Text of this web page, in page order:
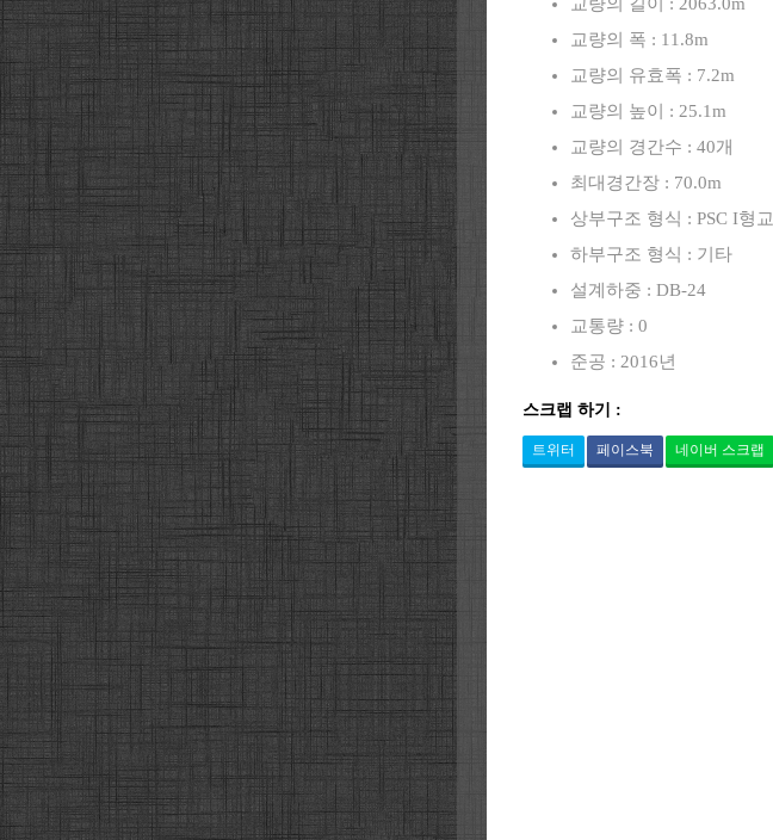
교량의 폭 : 11.8m
교량의 유효폭 : 7.2m
교량의 높이 : 25.1m
교량의 경간수 : 40개
최대경간장 : 70.0m
상부구조 형식 : PSC I형교
하부구조 형식 : 기타
설계하중 : DB-24
교통량 : 0
준공 : 2016년
스크랩 하기 :
트위터 페이스북 네이버 스크랩